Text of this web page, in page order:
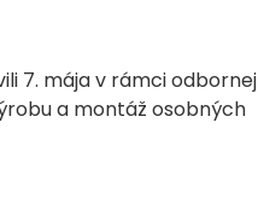
7. mája v rámci odbornej
a montáž osobných